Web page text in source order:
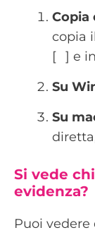
Copia
copia
[⠀] e
Su
Su
Si vede
evidenza?
Puoi vedere